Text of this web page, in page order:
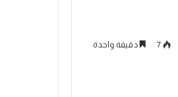
7 دقيقة واحدة